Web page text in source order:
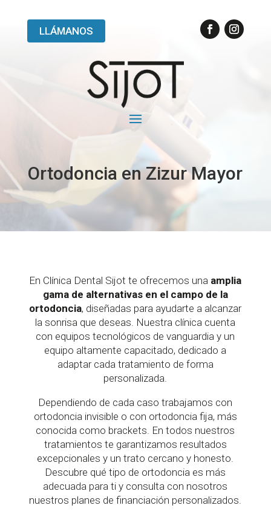
LLÁMANOS
Ortodoncia en Zizur Mayor
En Clínica Dental Sijot te ofrecemos una amplia
gama de alternativas en el campo de la
ortodoncia, diseñadas para ayudarte a alcanzar
la sonrisa que deseas. Nuestra clínica cuenta
con equipos tecnológicos de vanguardia y un
equipo altamente capacitado, dedicado a
adaptar cada tratamiento de forma
personalizada.
Dependiendo de cada caso trabajamos con
ortodoncia invisible o con ortodoncia fija, más
conocida como brackets. En todos nuestros
tratamientos te garantizamos resultados
excepcionales y un trato cercano y honesto.
Descubre qué tipo de ortodoncia es más
adecuada para ti y consulta con nosotros
nuestros planes de financiación personalizados.